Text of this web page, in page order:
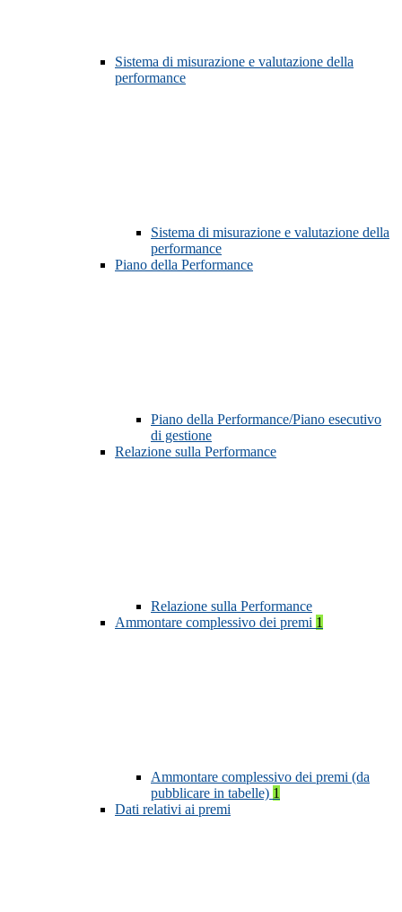
Sistema di misurazione e valutazione della
performance
Sistema di misurazione e valutazione della
performance
Piano della Performance
Piano della Performance/Piano esecutivo
di gestione
Relazione sulla Performance
Relazione sulla Performance
Ammontare complessivo dei premi 1
Ammontare complessivo dei premi (da
pubblicare in tabelle) 1
Dati relativi ai premi